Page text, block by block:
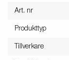
Art. nr
Produkttyp
Tillverkare